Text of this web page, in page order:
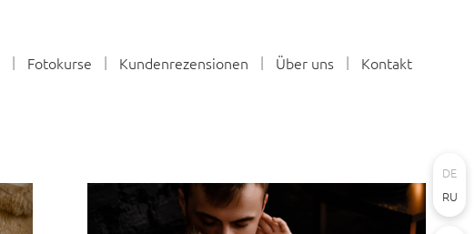
Fotokurse Kundenrezensionen Über uns Kontakt
DE
RU